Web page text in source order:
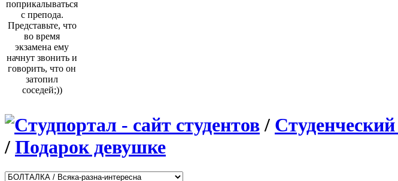
поприкалываться
с препода.
Представьте, что
во время
экзамена ему
начнут звонить и
говорить, что он
затопил
соседей;))
/
/ Подарок девушке